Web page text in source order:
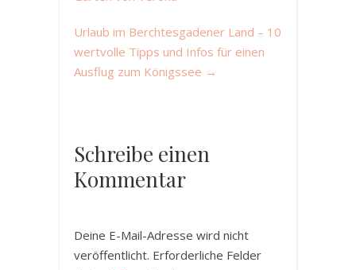
Urlaub im Berchtesgadener Land – 10
wertvolle Tipps und Infos für einen
Ausflug zum Königssee →
Schreibe einen
Kommentar
Deine E-Mail-Adresse wird nicht
veröffentlicht. Erforderliche Felder